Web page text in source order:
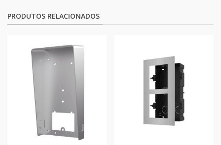
PRODUTOS RELACIONADOS